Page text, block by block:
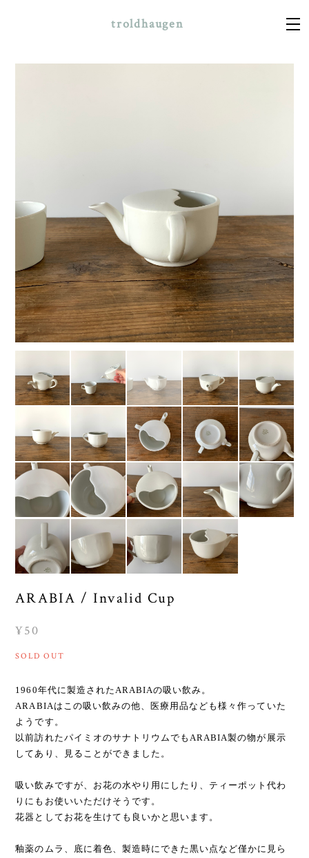
troldhaugen
ARABIA / Invalid Cup
¥50
SOLD OUT
1960年代に製造されたARABIAの吸い飲み。
ARABIAはこの吸い飲みの他、医療用品なども様々作っていた
ようです。
以前訪れたパイミオのサナトリウムでもARABIA製の物が展示
してあり、見ることができました。
吸い飲みですが、お花の水やり用にしたり、ティーポット代わ
りにもお使いいただけそうです。
花器としてお花を生けても良いかと思います。
釉薬のムラ、底に着色、製造時にできた黒い点など僅かに見ら